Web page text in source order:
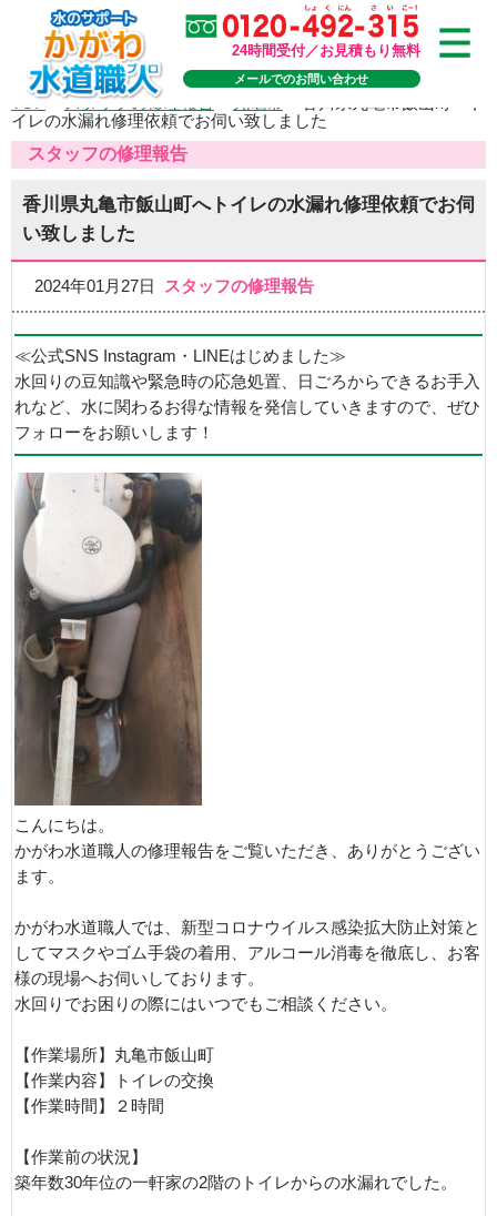
24時間受付／お見積もり無料
メールでのお問い合わせ
TOP>スタッフの修理報告
イレの水漏れ修理依頼でお伺い致しました
スタッフの修理報告
香川県丸亀市飯山町へトイレの水漏れ修理依頼でお伺
い致しました
2024年01月27日 スタッフの修理報告
≪公式SNS Instagram・LINEはじめました≫
水回りの豆知識や緊急時の応急処置、日ごろからできるお手入
れなど、水に関わるお得な情報を発信していきますので、ぜひ
フォローをお願いします！
こんにちは。
かがわ水道職人の修理報告をご覧いただき、ありがとうござい
ます。
かがわ水道職人では、新型コロナウイルス感染拡大防止対策と
してマスクやゴム手袋の着用、アルコール消毒を徹底し、お客
様の現場へお伺いしております。
水回りでお困りの際にはいつでもご相談ください。
【作業場所】丸亀市飯山町
【作業内容】トイレの交換
【作業時間】２時間
【作業前の状況】
築年数30年位の一軒家の2階のトイレからの水漏れでした。